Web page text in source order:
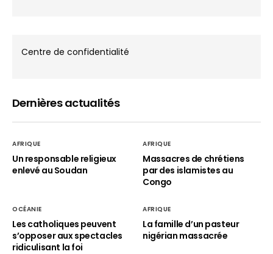
Centre de confidentialité
Dernières actualités
AFRIQUE
Un responsable religieux
enlevé au Soudan
AFRIQUE
Massacres de chrétiens
par des islamistes au
Congo
OCÉANIE
Les catholiques peuvent
s’opposer aux spectacles
ridiculisant la foi
AFRIQUE
La famille d’un pasteur
nigérian massacrée